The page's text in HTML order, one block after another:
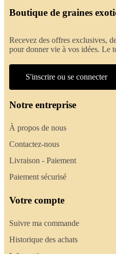
Boutique de graines
Recevez des offres exclusives,
pour donner vie à vos idées. Le
S'inscrire ou se connecter
Notre entreprise
À propos de nous
Contactez-nous
Livraison - Paiement
Paiement sécurisé
Votre compte
Suivre ma commande
Historique des achats